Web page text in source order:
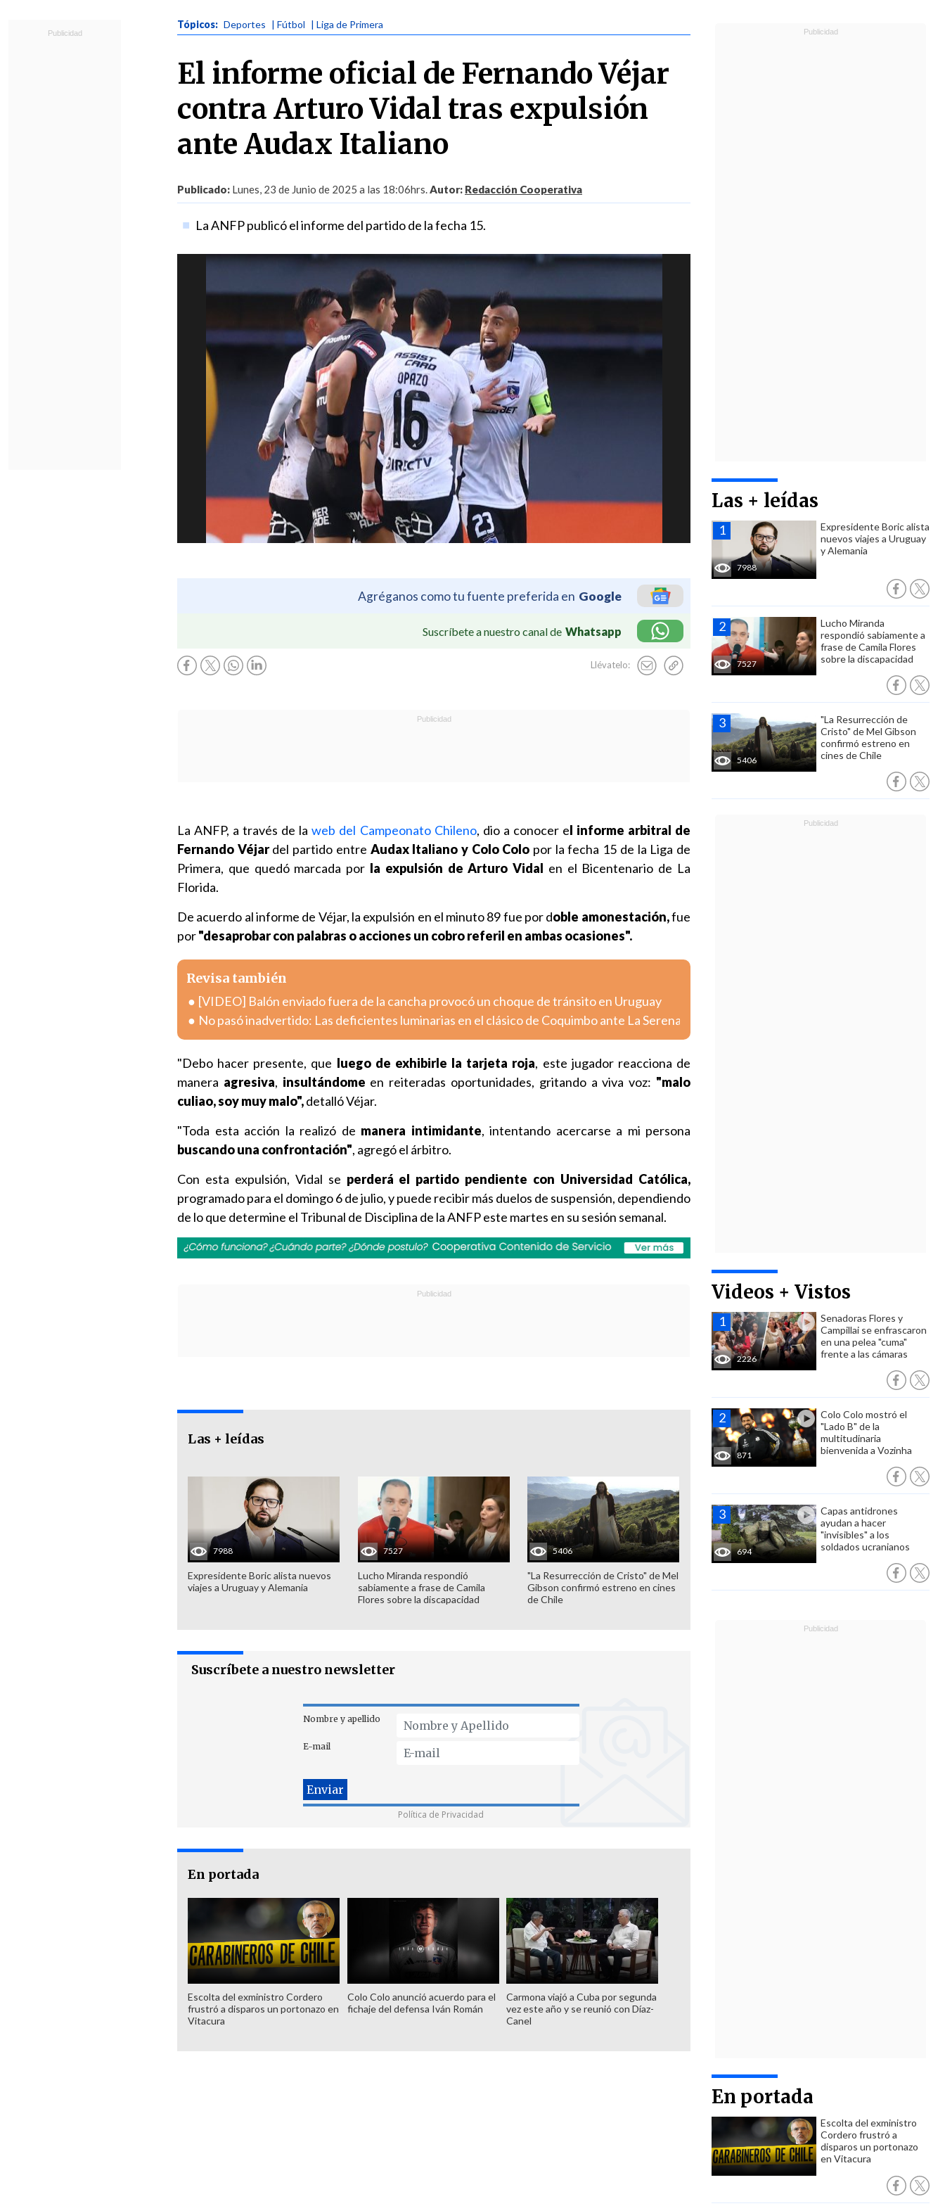
Tópicos: Deportes | Fútbol | Liga de Primera
El informe oficial de Fernando Véjar
contra Arturo Vidal tras expulsión
ante Audax Italiano
Publicado: Lunes, 23 de Junio de 2025 a las 18:06hrs.Autor: Redacción Cooperativa
La ANFP publicó el informe del partido de la fecha 15.
Agréganos como tu fuente preferida en Google
Suscríbete a nuestro canal de Whatsapp
Llévatelo:
Las + leídas
7988
Expresidente Boric alista
nuevos viajes a Uruguay
y Alemania
7527
Lucho Miranda
respondió sabiamente a
frase de Camila Flores
sobre la discapacidad
5406
"La Resurrección de
Cristo" de Mel Gibson
confirmó estreno en
cines de Chile
Videos + Vistos
2226
Senadoras Flores y
Campillai se enfrascaron
en una pelea "cuma"
frente a las cámaras
871
Colo Colo mostró el
"Lado B" de la
multitudinaria
bienvenida a Vozinha
694
Capas antidrones
ayudan a hacer
"invisibles" a los
soldados ucranianos
En portada
Escolta del exministro
Cordero frustró a
disparos un portonazo
en Vitacura
La ANFP, a través de laweb del Campeonato Chileno, dio a conocer el informe arbitral de
Fernando Véjardel partido entre Audax Italiano y Colo Colo por la fecha 15 de la Liga de
Primera, que quedó marcada por la expulsión de Arturo Vidal en el Bicentenario de La
Florida.
De acuerdo al informe de Véjar, la expulsión en el minuto 89 fue por doble amonestación,fue
por"desaprobar con palabras o acciones un cobro referil en ambas ocasiones".
Revisa también
[VIDEO] Balón enviado fuera de la cancha provocó un choque de tránsito en Uruguay
No pasó inadvertido: Las deficientes luminarias en el clásico de Coquimbo ante La Serena
"Debo hacer presente, que luego de exhibirle la tarjeta roja, este jugador reacciona de
manera agresiva, insultándome en reiteradas oportunidades, gritando a viva voz: "malo
culiao, soy muy malo",detalló Véjar.
"Toda esta acción la realizó de manera intimidante, intentando acercarse a mi persona
buscando una confrontación", agregó el árbitro.
Con esta expulsión, Vidal se perderá el partido pendiente con Universidad Católica,
programado para el domingo 6 de julio, y puede recibir más duelos de suspensión, dependiendo
de lo que determine el Tribunal de Disciplina de la ANFP este martes en su sesión semanal.
Las + leídas
7988
Expresidente Boric alista nuevos
viajes a Uruguay y Alemania
7527
Lucho Miranda respondió
sabiamente a frase de Camila
Flores sobre la discapacidad
5406
"La Resurrección de Cristo" de Mel
Gibson confirmó estreno en cines
de Chile
Suscríbete a nuestro newsletter
Nombre y apellido
E-mail
Política de Privacidad
En portada
Escolta del exministro Cordero
frustró a disparos un portonazo en
Vitacura
Colo Colo anunció acuerdo para el
fichaje del defensa Iván Román
Carmona viajó a Cuba por segunda
vez este año y se reunió con Díaz-
Canel